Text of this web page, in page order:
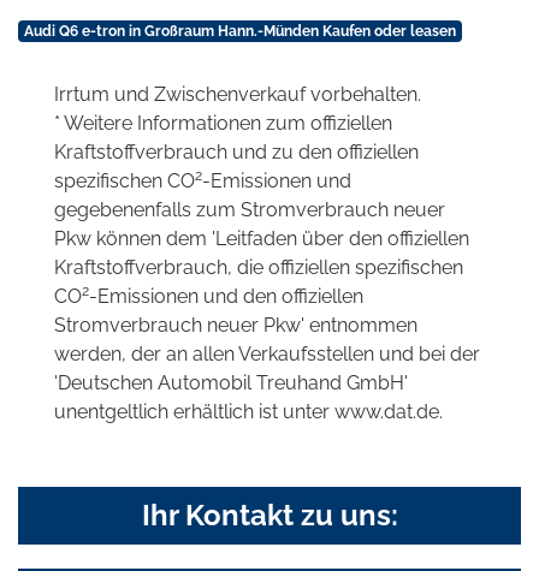
Audi Q6 e-tron in Großraum Hann.-Münden Kaufen oder leasen
Irrtum und Zwischenverkauf vorbehalten.
* Weitere Informationen zum offiziellen
Kraftstoffverbrauch und zu den offiziellen
spezifischen CO2-Emissionen und
gegebenenfalls zum Stromverbrauch neuer
Pkw können dem 'Leitfaden über den offiziellen
Kraftstoffverbrauch, die offiziellen spezifischen
CO2-Emissionen und den offiziellen
Stromverbrauch neuer Pkw' entnommen
werden, der an allen Verkaufsstellen und bei der
'Deutschen Automobil Treuhand GmbH'
unentgeltlich erhältlich ist unter www.dat.de.
Ihr Kontakt zu uns: